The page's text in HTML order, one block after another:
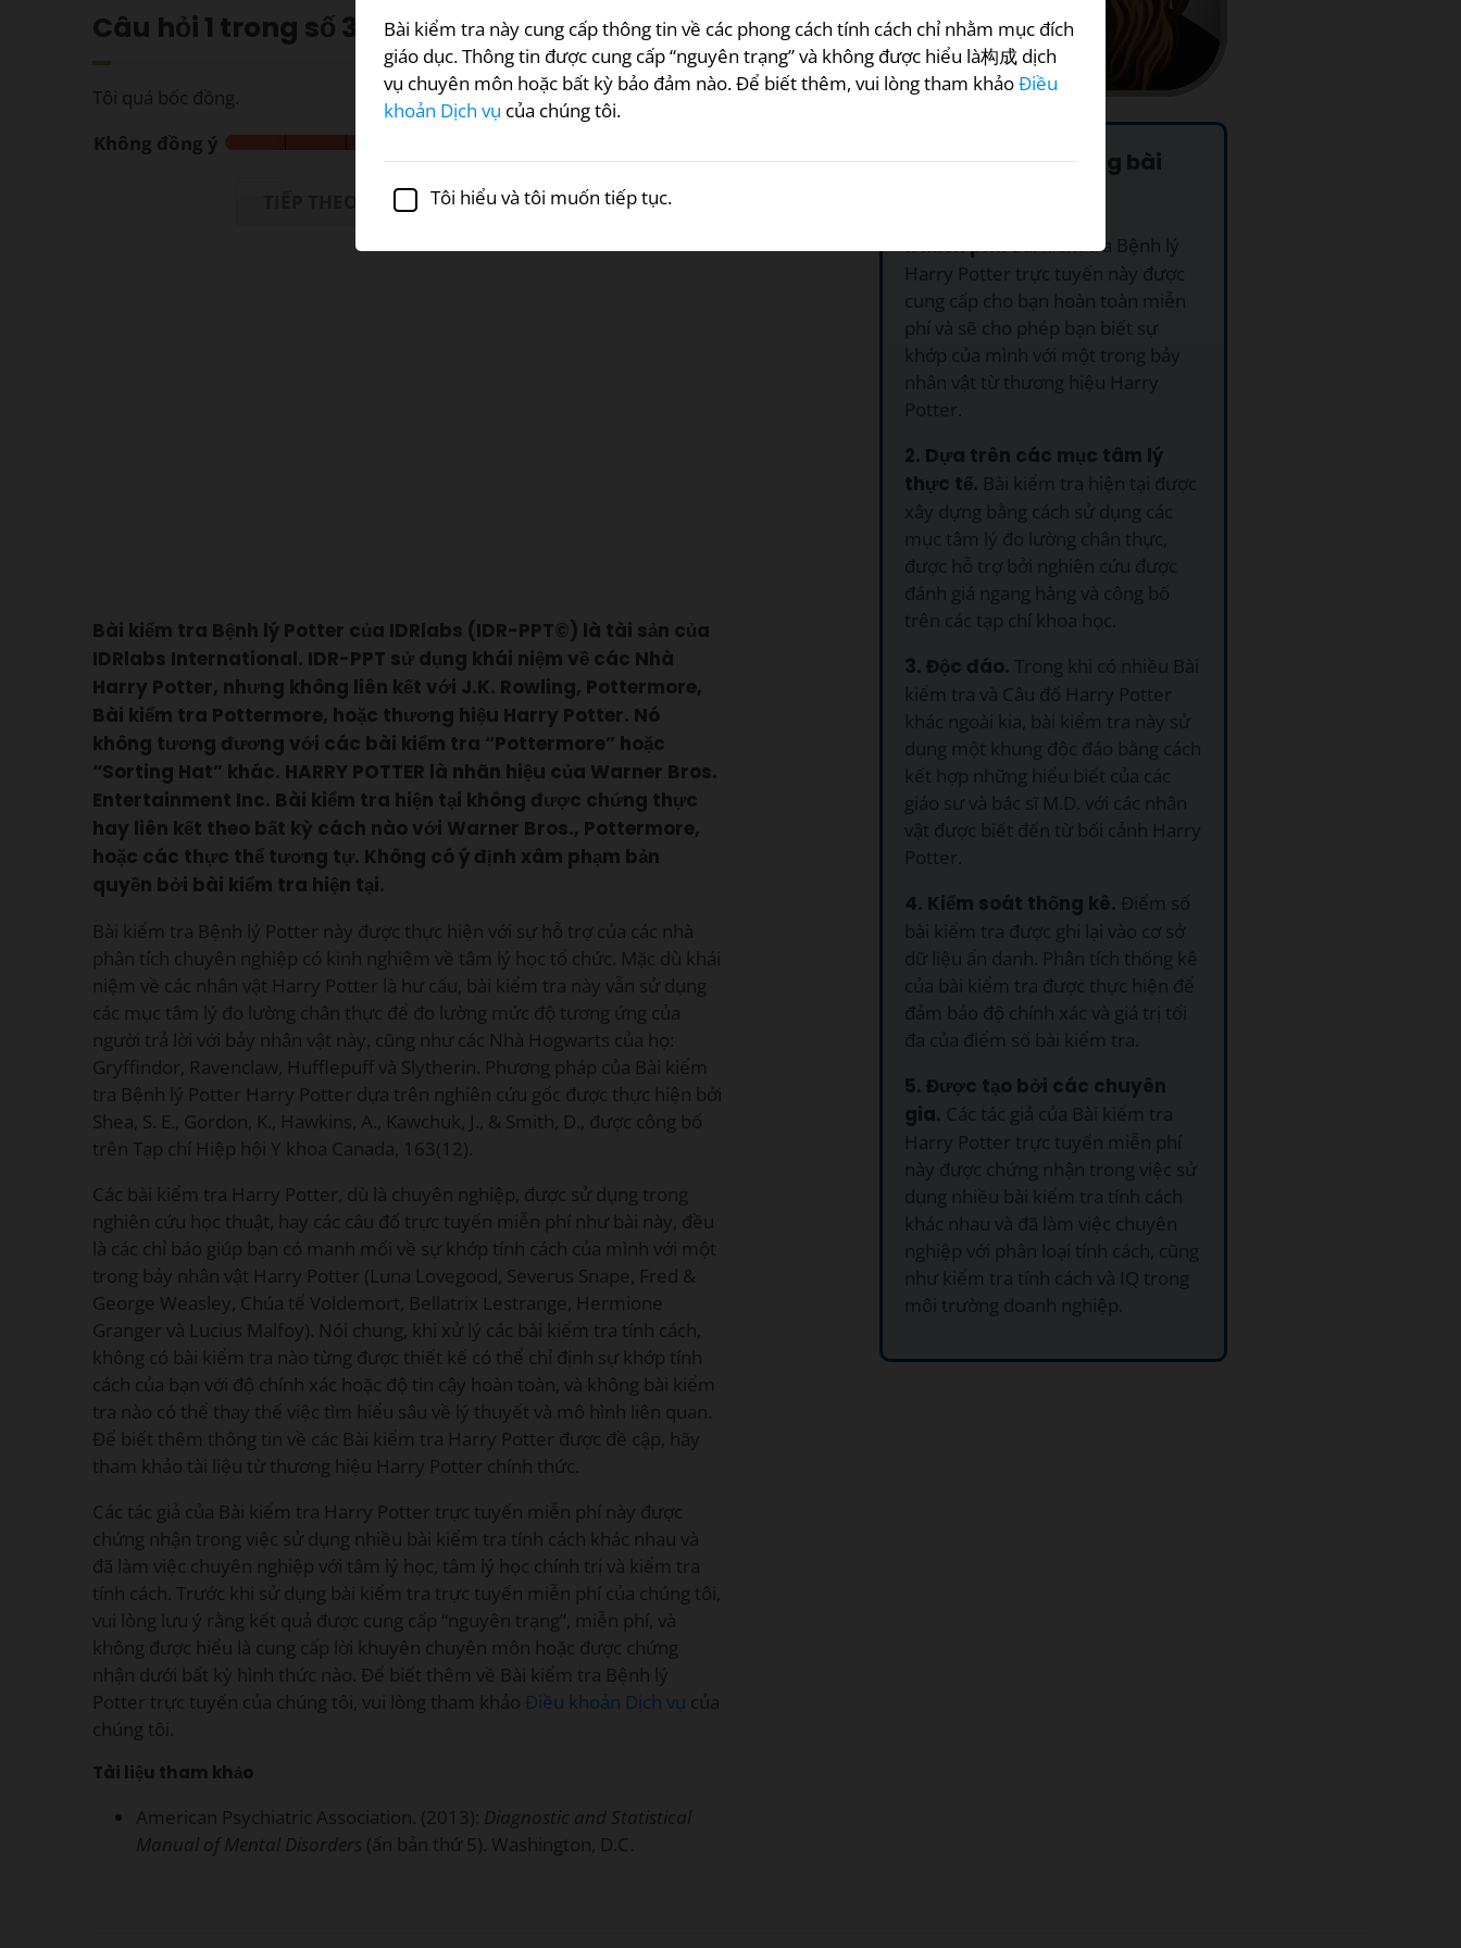
Câu hỏi 1 trong số 34
Tôi quá bốc đồng.
Không đồng ý
Bài kiểm tra Bệnh lý Potter của IDRlabs (IDR-PPT©) là tài sản của
IDRlabs International. IDR-PPT sử dụng khái niệm về các Nhà
Harry Potter, nhưng không liên kết với J.K. Rowling, Pottermore,
Bài kiểm tra Pottermore, hoặc thương hiệu Harry Potter. Nó
không tương đương với các bài kiểm tra “Pottermore” hoặc
“Sorting Hat” khác. HARRY POTTER là nhãn hiệu của Warner Bros.
Entertainment Inc. Bài kiểm tra hiện tại không được chứng thực
hay liên kết theo bất kỳ cách nào với Warner Bros., Pottermore,
hoặc các thực thể tương tự. Không có ý định xâm phạm bản
quyền bởi bài kiểm tra hiện tại.
Bài kiểm tra Bệnh lý Potter này được thực hiện với sự hỗ trợ của các nhà
phân tích chuyên nghiệp có kinh nghiệm về tâm lý học tổ chức. Mặc dù khái
niệm về các nhân vật Harry Potter là hư cấu, bài kiểm tra này vẫn sử dụng
các mục tâm lý đo lường chân thực để đo lường mức độ tương ứng của
người trả lời với bảy nhân vật này, cũng như các Nhà Hogwarts của họ:
Gryffindor, Ravenclaw, Hufflepuff và Slytherin. Phương pháp của Bài kiểm
tra Bệnh lý Potter Harry Potter dựa trên nghiên cứu gốc được thực hiện bởi
Shea, S. E., Gordon, K., Hawkins, A., Kawchuk, J., & Smith, D., được công bố
trên Tạp chí Hiệp hội Y khoa Canada, 163(12).
Các bài kiểm tra Harry Potter, dù là chuyên nghiệp, được sử dụng trong
nghiên cứu học thuật, hay các câu đố trực tuyến miễn phí như bài này, đều
là các chỉ báo giúp bạn có manh mối về sự khớp tính cách của mình với một
trong bảy nhân vật Harry Potter (Luna Lovegood, Severus Snape, Fred &
George Weasley, Chúa tể Voldemort, Bellatrix Lestrange, Hermione
Granger và Lucius Malfoy). Nói chung, khi xử lý các bài kiểm tra tính cách,
không có bài kiểm tra nào từng được thiết kế có thể chỉ định sự khớp tính
cách của bạn với độ chính xác hoặc độ tin cậy hoàn toàn, và không bài kiểm
tra nào có thể thay thế việc tìm hiểu sâu về lý thuyết và mô hình liên quan.
Để biết thêm thông tin về các Bài kiểm tra Harry Potter được đề cập, hãy
tham khảo tài liệu từ thương hiệu Harry Potter chính thức.
Các tác giả của Bài kiểm tra Harry Potter trực tuyến miễn phí này được
chứng nhận trong việc sử dụng nhiều bài kiểm tra tính cách khác nhau và
đã làm việc chuyên nghiệp với tâm lý học, tâm lý học chính trị và kiểm tra
tính cách. Trước khi sử dụng bài kiểm tra trực tuyến miễn phí của chúng tôi,
vui lòng lưu ý rằng kết quả được cung cấp “nguyên trạng”, miễn phí, và
không được hiểu là cung cấp lời khuyên chuyên môn hoặc được chứng
nhận dưới bất kỳ hình thức nào. Để biết thêm về Bài kiểm tra Bệnh lý
Potter trực tuyến của chúng tôi, vui lòng tham khảo Điều khoản Dịch vụ của
chúng tôi.
Tài liệu tham khảo
American Psychiatric Association. (2013): Diagnostic and Statistical
Manual of Mental Disorders (ấn bản thứ 5). Washington, D.C.
Tại sao nên sử dụng bài
1. Miễn phí.Bài kiểm tra Bệnh lý
Harry Potter trực tuyến này được
cung cấp cho bạn hoàn toàn miễn
phí và sẽ cho phép bạn biết sự
khớp của mình với một trong bảy
nhân vật từ thương hiệu Harry
Potter.
2. Dựa trên các mục tâm lý
thực tế. Bài kiểm tra hiện tại được
xây dựng bằng cách sử dụng các
mục tâm lý đo lường chân thực,
được hỗ trợ bởi nghiên cứu được
đánh giá ngang hàng và công bố
trên các tạp chí khoa học.
3. Độc đáo. Trong khi có nhiều Bài
kiểm tra và Câu đố Harry Potter
khác ngoài kia, bài kiểm tra này sử
dụng một khung độc đáo bằng cách
kết hợp những hiểu biết của các
giáo sư và bác sĩ M.D. với các nhân
vật được biết đến từ bối cảnh Harry
Potter.
4. Kiểm soát thống kê. Điểm số
bài kiểm tra được ghi lại vào cơ sở
dữ liệu ẩn danh. Phân tích thống kê
của bài kiểm tra được thực hiện để
đảm bảo độ chính xác và giá trị tối
đa của điểm số bài kiểm tra.
5. Được tạo bởi các chuyên
gia. Các tác giả của Bài kiểm tra
Harry Potter trực tuyến miễn phí
này được chứng nhận trong việc sử
dụng nhiều bài kiểm tra tính cách
khác nhau và đã làm việc chuyên
nghiệp với phân loại tính cách, cũng
như kiểm tra tính cách và IQ trong
môi trường doanh nghiệp.
Bài kiểm tra này cung cấp thông tin về các phong cách tính cách chỉ nhằm mục đích
giáo dục. Thông tin được cung cấp “nguyên trạng” và không được hiểu là构成 dịch
vụ chuyên môn hoặc bất kỳ bảo đảm nào. Để biết thêm, vui lòng tham khảoĐiều
khoản Dịch vụ của chúng tôi.
Tôi hiểu và tôi muốn tiếp tục.